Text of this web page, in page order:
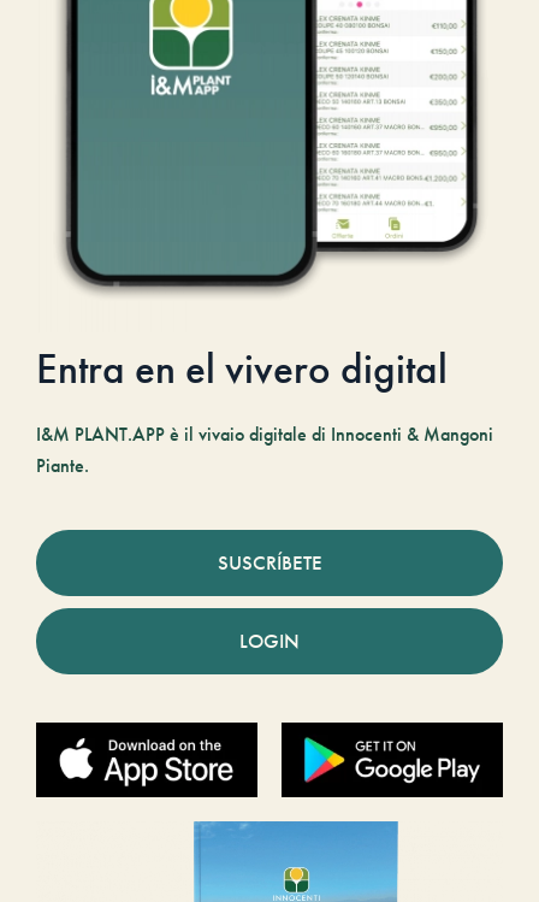
Entra en el vivero digital
I&M PLANT.APP è il vivaio digitale di Innocenti & Mangoni
Piante.
SUSCRÍBETE
LOGIN